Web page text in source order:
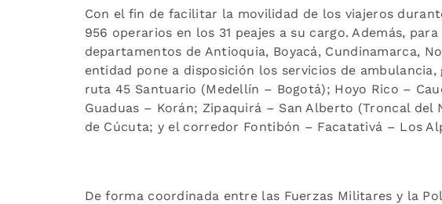
Con el fin de facilitar la movilidad de los viajeros
956 operarios en los 31 peajes a su cargo. Además,
departamentos de Antioquia, Boyacá, Cundinamarca,
entidad pone a disposición los servicios de
ruta 45 Santuario (Medellín – Bogotá); Hoyo Rico –
Guaduas – Korán; Zipaquirá – San Alberto (Troncal
de Cúcuta; y el corredor Fontibón – Facatativá – Los
De forma coordinada entre las Fuerzas Militares y la